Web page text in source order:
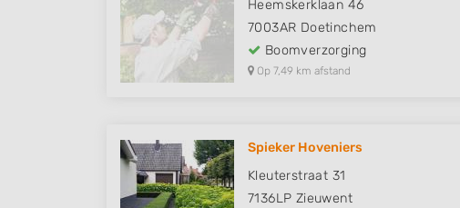
Heemskerklaan 46
7003AR Doetinchem
Boomverzorging
Op 7,49 km afstand
Spieker Hoveniers
Kleuterstraat 31
7136LP Zieuwent